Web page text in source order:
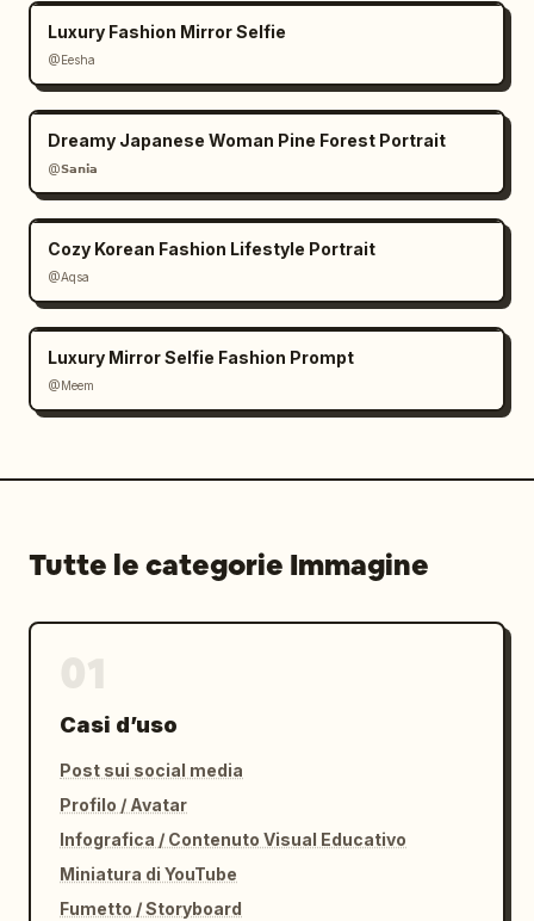
Luxury Fashion Mirror Selfie
@Eesha
Dreamy Japanese Woman Pine Forest Portrait
@𝗦𝗮𝗻𝗶𝗮
Cozy Korean Fashion Lifestyle Portrait
@Aqsa
Luxury Mirror Selfie Fashion Prompt
@Meem
Tutte le categorie Immagine
Casi d’uso
Post sui social media
Profilo / Avatar
Infografica / Contenuto Visual Educativo
Miniatura di YouTube
Fumetto / Storyboard